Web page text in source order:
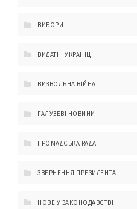
ВИБОРИ
ВИДАТНІ УКРАЇНЦІ
ВИЗВОЛЬНА ВІЙНА
ГАЛУЗЕВІ НОВИНИ
ГРОМАДСЬКА РАДА
ЗВЕРНЕННЯ ПРЕЗИДЕНТА
НОВЕ У ЗАКОНОДАВСТВІ